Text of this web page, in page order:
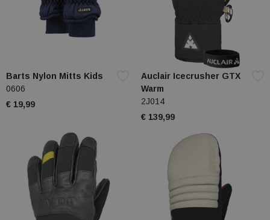
Barts Nylon Mitts Kids
0606
€ 19,99
Auclair Icecrusher GTX
Warm
2J014
€ 139,99